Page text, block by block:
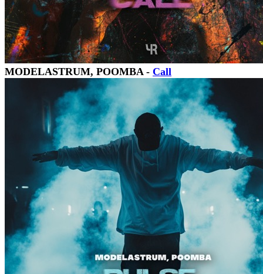
MODELASTRUM, POOMBA - Call